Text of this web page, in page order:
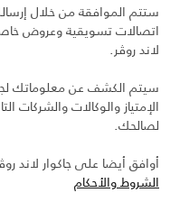
ستتم الموافقة من خلال
اتصالات تسويقية وعروض
لاند روڤر.
سيتم الكشف عن معلوماتك
الإمتياز والوكالات والشركات
لصالحك.
أوافق أيضا على جاكوار لاند
الشروط والأحكام